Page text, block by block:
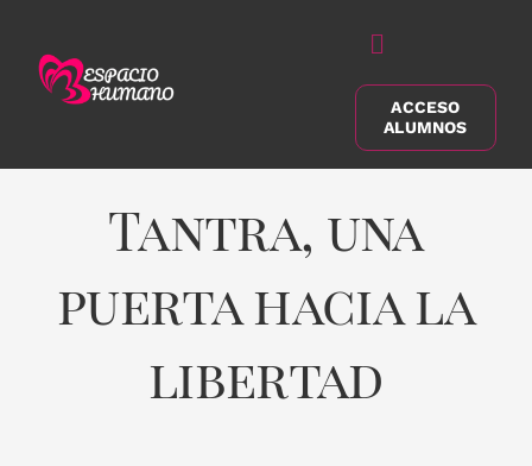
contenido
Alternar
navegación
Buscar:
ACCESO
ALUMNOS
Tantra, una
puerta hacia la
libertad